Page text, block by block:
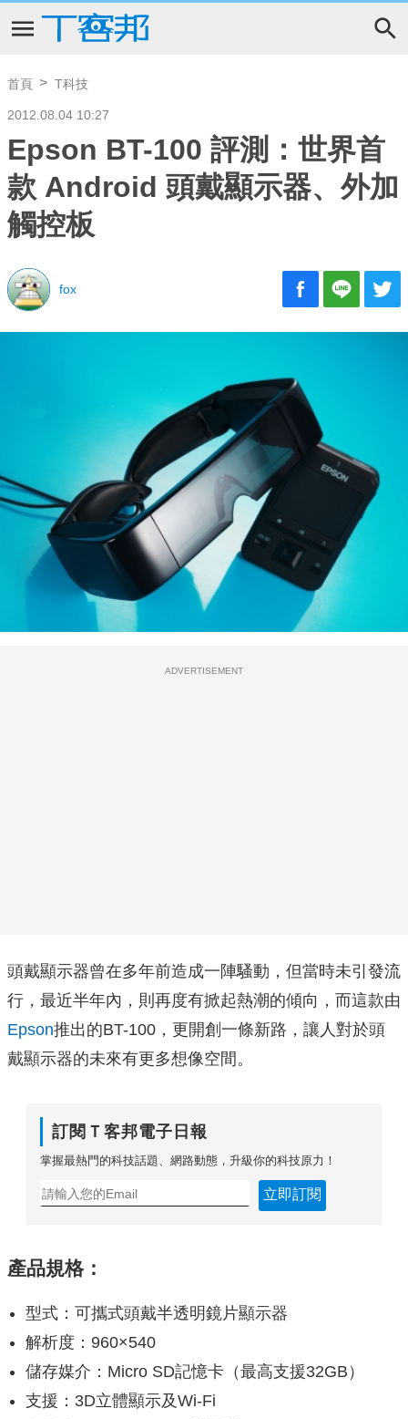
首頁 T科技
2012.08.04 10:27
Epson BT-100 評測：世界首
款 Android 頭戴顯示器、外加
觸控板
fox
ADVERTISEMENT
頭戴顯示器曾在多年前造成一陣騷動，但當時未引發流
行，最近半年內，則再度有掀起熱潮的傾向，而這款由
Epson推出的BT-100，更開創一條新路，讓人對於頭
戴顯示器的未來有更多想像空間。
訂閱Ｔ客邦電子日報
掌握最熱門的科技話題、網路動態，升級你的科技原力！
立即訂閱
產品規格：
型式：可攜式頭戴半透明鏡片顯示器
解析度：960×540
儲存媒介：Micro SD記憶卡（最高支援32GB）
支援：3D立體顯示及Wi-Fi